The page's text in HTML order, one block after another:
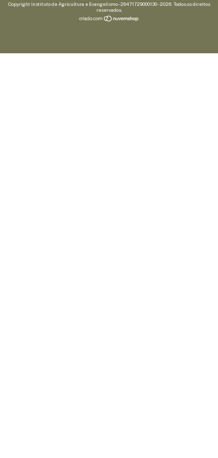
Copyright Instituto de Agricultura e Evangelismo - 26471729000130 - 2026. Todos os direitos
reservados.